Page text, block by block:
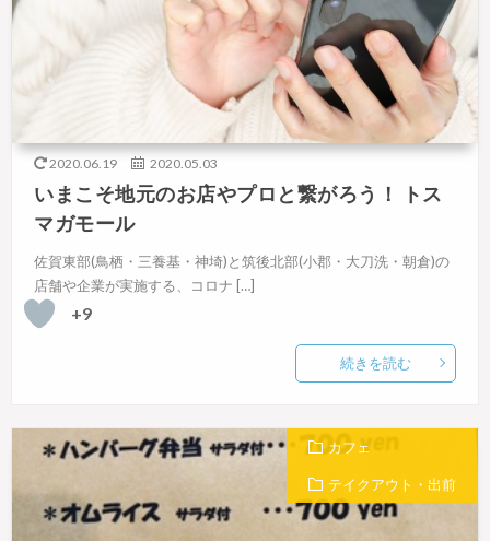
2020.06.19 2020.05.03
いまこそ地元のお店やプロと繋がろう！ トス
マガモール
佐賀東部(鳥栖・三養基・神埼)と筑後北部(小郡・大刀洗・朝倉)の
店舗や企業が実施する、コロナ […]
+9
続きを読む
カフェ
テイクアウト・出前